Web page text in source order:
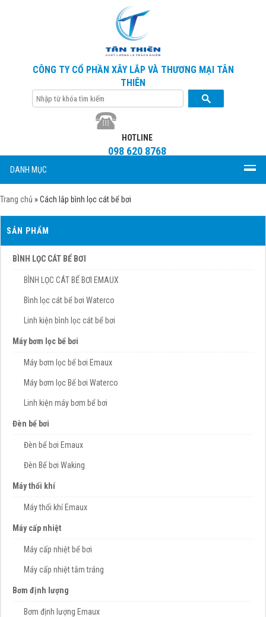
CÔNG TY CỔ PHẦN XÂY LẮP VÀ THƯƠNG MẠI TÂN
THIÊN
HOTLINE
098 620 8768
DANH MỤC
Trang chủ »Cách lắp bình lọc cát bể bơi
SẢN PHẨM
BÌNH LỌC CÁT BỂ BƠI
BÌNH LỌC CÁT BỂ BƠI EMAUX
Bình lọc cát bể bơi Waterco
Linh kiện bình lọc cát bể bơi
Máy bơm lọc bể bơi
Máy bơm lọc bể bơi Emaux
Máy bơm lọc Bể bơi Waterco
Linh kiện máy bơm bể bơi
Đèn bể bơi
Đèn bể bơi Emaux
Đèn Bể bơi Waking
Máy thổi khí
Máy thổi khí Emaux
Máy cấp nhiệt
Máy cấp nhiệt bể bơi
Máy cấp nhiệt tắm tráng
Bơm định lượng
Bơm định lượng Emaux